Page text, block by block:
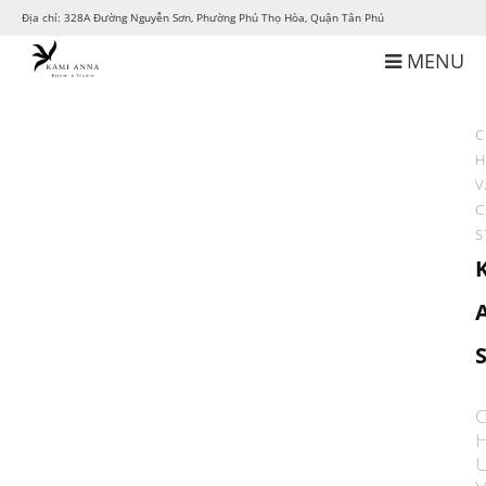
Địa chỉ: 328A Đường Nguyễn Sơn, Phường Phú Thọ Hòa, Quận Tân Phú
MENU